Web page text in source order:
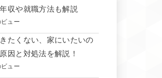
収や就職方法も解説
ュー
たくない、家にいたいの
因と対処法を解説！
ュー